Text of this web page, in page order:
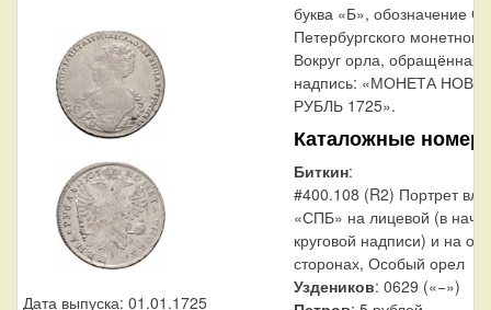
Дата выпуска: 01.01.1725
буква «Б», обозначение
Петербургского
Вокруг орла, обращённая
надпись: «МОНЕТА
РУБЛЬ 1725».
Каталожные
Биткин:
#400.108 (R2) Портрет
«СПБ» на лицевой (в
круговой надписи) и на
сторонах, Особый орел
Уздеников: 0629 («−»)